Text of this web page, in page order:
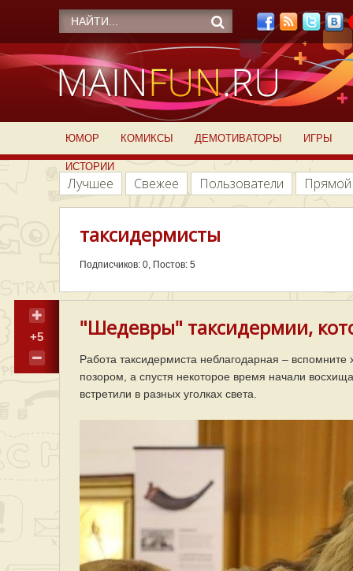
ЮМОР КОМИКСЫ ДЕМОТИВАТОРЫ ИГРЫ
ИСТОРИИ
Лучшее Свежее Пользователи
таксидермисты
Подписчиков: 0, Постов: 5
+5 "Шедевры" таксидермии,
Работа таксидермиста неблагодарная –
позором, а спустя некоторое время начали
встретили в разных уголках света.